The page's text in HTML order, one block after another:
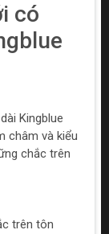
có
Kingblue
châm và kiểu
chắc trên
trên tôn